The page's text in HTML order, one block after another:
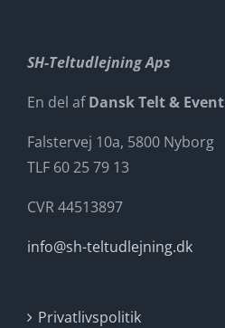
SH-Teltudlejning Aps
En del afDansk Telt & Event
Falstervej 10a, 5800 Nyborg
TLF 60 25 79 13
CVR 44513897
info@sh-teltudlejning.dk
Privatlivspolitik